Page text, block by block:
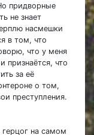
придворные
не знает
насмешки
в том, что
что у меня
признаётся, что
за её
о том,
преступления.
на самом